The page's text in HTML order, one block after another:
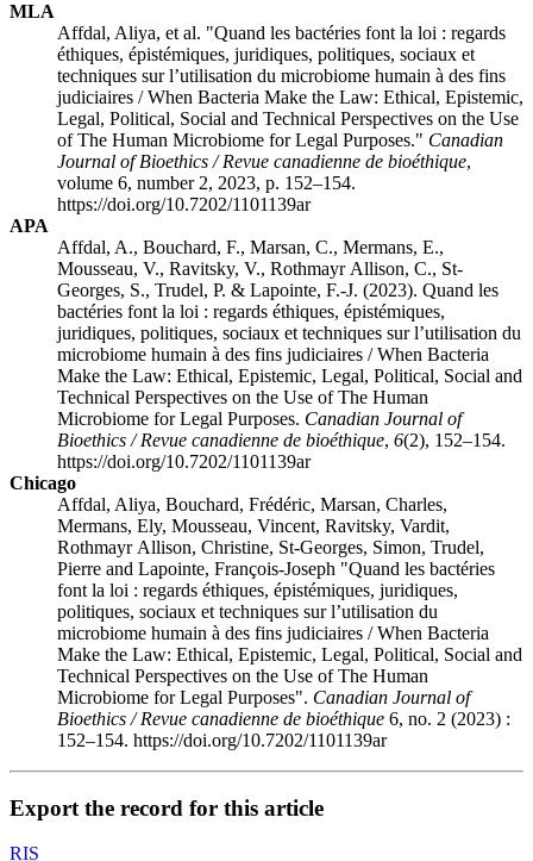
MLA
Affdal, Aliya, et al. "Quand les bactéries font la loi : regards
éthiques, épistémiques, juridiques, politiques, sociaux et
techniques sur l’utilisation du microbiome humain à des fins
judiciaires / When Bacteria Make the Law: Ethical, Epistemic,
Legal, Political, Social and Technical Perspectives on the Use
of The Human Microbiome for Legal Purposes." Canadian
Journal of Bioethics / Revue canadienne de bioéthique,
volume 6, number 2, 2023, p. 152–154.
https://doi.org/10.7202/1101139ar
APA
Affdal, A., Bouchard, F., Marsan, C., Mermans, E.,
Mousseau, V., Ravitsky, V., Rothmayr Allison, C., St-
Georges, S., Trudel, P. & Lapointe, F.-J. (2023). Quand les
bactéries font la loi : regards éthiques, épistémiques,
juridiques, politiques, sociaux et techniques sur l’utilisation du
microbiome humain à des fins judiciaires / When Bacteria
Make the Law: Ethical, Epistemic, Legal, Political, Social and
Technical Perspectives on the Use of The Human
Microbiome for Legal Purposes. Canadian Journal of
Bioethics / Revue canadienne de bioéthique, 6(2), 152–154.
https://doi.org/10.7202/1101139ar
Chicago
Affdal, Aliya, Bouchard, Frédéric, Marsan, Charles,
Mermans, Ely, Mousseau, Vincent, Ravitsky, Vardit,
Rothmayr Allison, Christine, St-Georges, Simon, Trudel,
Pierre and Lapointe, François-Joseph "Quand les bactéries
font la loi : regards éthiques, épistémiques, juridiques,
politiques, sociaux et techniques sur l’utilisation du
microbiome humain à des fins judiciaires / When Bacteria
Make the Law: Ethical, Epistemic, Legal, Political, Social and
Technical Perspectives on the Use of The Human
Microbiome for Legal Purposes". Canadian Journal of
Bioethics / Revue canadienne de bioéthique 6, no. 2 (2023) :
152–154. https://doi.org/10.7202/1101139ar
Export the record for this article
RIS